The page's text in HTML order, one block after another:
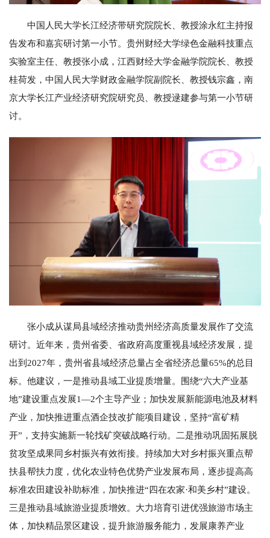
中国人民大学长江经济带研究院院长、教授涂永红主持报
告发布和嘉宾研讨第一小节。贵州财经大学绿色金融科技重点
实验室主任、教授张小成，江西财经大学金融学院院长、教授
桂荷发，中国人民大学财政金融学院副院长、教授钱宗鑫，南
京大学长江产业经济研究院研究员、教授逯建参与第一小节研
讨。
张小成从谋局县域经济推动贵州经济高质量发展作了交流
研讨。近年来，贵州省委、省政府高度重视县域经济发展，提
出到2027年，贵州省县域经济总量占全省经济总量65%的总目
标。他建议，一是推动县域工业提质增量。围绕“六大产业基
地”建设重点发展1—2个主导产业；加快发展新能源电池及材料
产业，加快推进重点酒企技改扩能项目建设，坚持“富矿精
开”，支持实施新一轮找矿突破战略行动。二是推动巩固拓展脱
贫攻坚成果同乡村振兴有效衔接。持续加大对乡村振兴重点帮
扶县帮扶力度，优化农业特色优势产业发展布局，逐步提高高
标准农田建设补助标准，加快推进“四在农家·和美乡村”建设。
三是推动县域旅游业提质增效。大力培育引进优强旅游市场主
体，加快精品景区建设，提升旅游服务能力，发展康养产业